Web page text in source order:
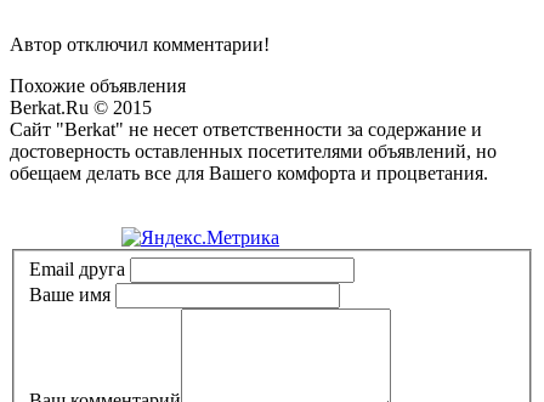
Автор отключил комментарии!
Похожие объявления
Berkat.Ru © 2015
Сайт "Berkat" не несет ответственности за содержание и
достоверность оставленных посетителями объявлений, но
обещаем делать все для Вашего комфорта и процветания.
Email друга
Ваше имя